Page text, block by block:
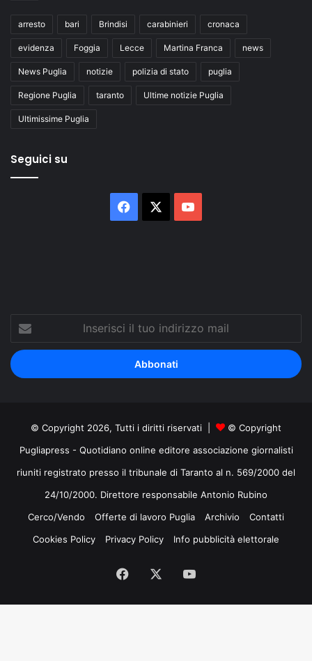
arresto bari Brindisi carabinieri cronaca
evidenza Foggia Lecce Martina Franca news
News Puglia notizie polizia di stato puglia
Regione Puglia taranto Ultime notizie Puglia
Ultimissime Puglia
Seguici su
Facebook
Inserisci
tuo
indirizzo
mail
© Copyright 2026, Tutti i diritti riservati |
© Copyright
Pugliapress - Quotidiano online editore associazione giornalisti
riuniti registrato presso il tribunale di Taranto al n. 569/2000 del
24/10/2000. Direttore responsabile Antonio Rubino
Cerco/Vendo
Offerte di lavoro Puglia Archivio
Contatti
Cookies Policy
Privacy Policy Info pubblicità elettorale
Facebook
Tube